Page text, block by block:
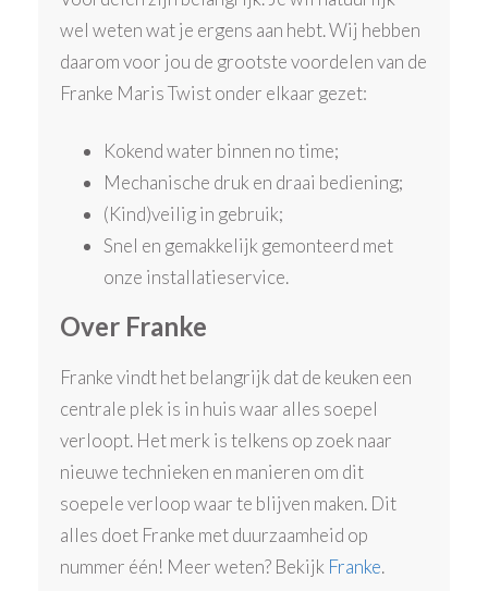
wel weten wat je ergens aan hebt. Wij hebben
daarom voor jou de grootste voordelen van de
Franke Maris Twist onder elkaar gezet:
Kokend water binnen no time;
Mechanische druk en draai bediening;
(Kind)veilig in gebruik;
Snel en gemakkelijk gemonteerd met
onze installatieservice.
Over Franke
Franke vindt het belangrijk dat de keuken een
centrale plek is in huis waar alles soepel
verloopt. Het merk is telkens op zoek naar
nieuwe technieken en manieren om dit
soepele verloop waar te blijven maken. Dit
alles doet Franke met duurzaamheid op
nummer één! Meer weten? Bekijk Franke.